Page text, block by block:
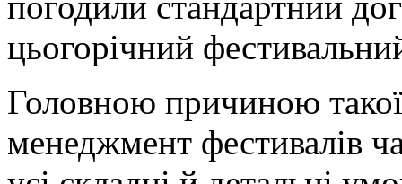
цьогорічний
Головною причиною такої
менеджмент фестивалів